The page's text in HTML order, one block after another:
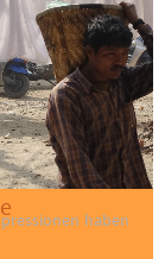
haben